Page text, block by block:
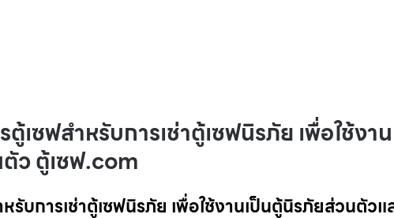
เซฟสำหรับการเช่าตู้เซฟนิรภัย เพื่อใช้งาน
ว ตู้เซฟ.com
รับการเช่าตู้เซฟนิรภัย เพื่อใช้งานเป็นตู้นิรภัยส่วนตัวแ